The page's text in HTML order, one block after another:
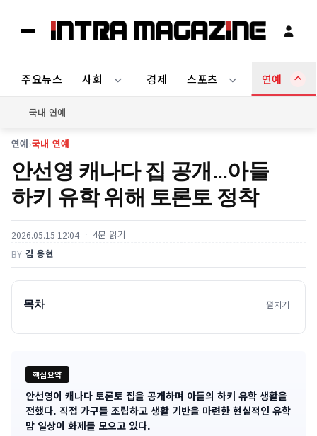
주요뉴스 사회 경제 스포츠 연예
국내 연예
연예›국내 연예
안선영 캐나다 집 공개…아들
하키 유학 위해 토론토 정착
2026.05.15 12:04 4분 읽기
BY 김 용현
목차 펼치기
핵심요약
기
사
안선영이 캐나다 토론토 집을 공개하며 아들의 하키 유학 생활을
전했다. 직접 가구를 조립하고 생활 기반을 마련한 현실적인 유학
맘 일상이 화제를 모으고 있다.